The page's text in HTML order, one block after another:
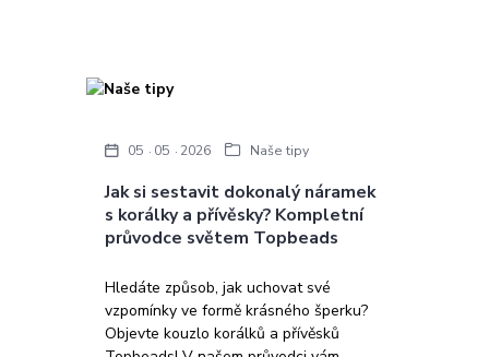
Jak si sestavit dokonalý náramek
s korálky a přívěsky? Kompletní
průvodce světem Topbeads
05 05 2026 Naše tipy
Hledáte způsob, jak uchovat své
vzpomínky ve formě krásného šperku?
Objevte kouzlo korálků a přívěsků